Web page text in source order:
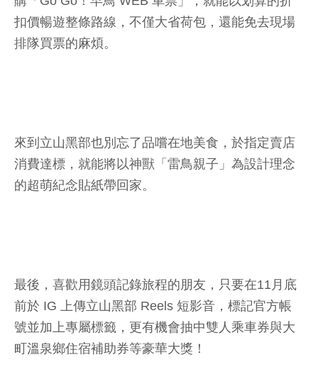
扣價暢遊整條路線，不僅大省荷包，還能免去現場
排隊買票的麻煩。
來到立山黑部也別忘了品嚐在地美食，於指定賣店
消費達標，就能將以神獸「雷鳥親子」為設計理念
的超萌紀念貼紙帶回家。
最後，喜歡用鏡頭記錄旅程的朋友，只要在11月底
前於 IG 上傳立山黑部 Reels 短影音，標記官方帳
號並加上專屬標籤，更有機會抽中雙人乘車券與大
町溫泉鄉住宿補助券等豪華大獎！